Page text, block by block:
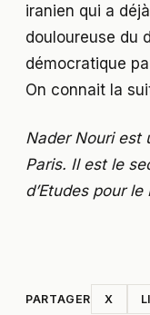
iranien qui a
douloureuse du
démocratique
On connait la
Nader Nouri est
Paris. Il est le
d’Etudes pour
PARTAGER X